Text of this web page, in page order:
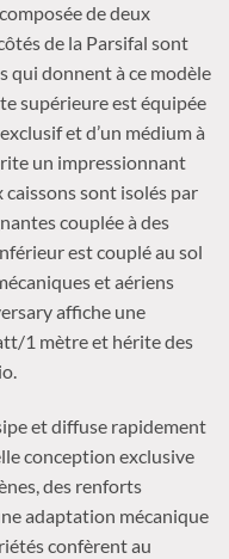
de deux
de la Parsifal sont
qui donnent à ce modèle
supérieure est équipée
et d’un médium à
un impressionnant
sont isolés par
couplée à des
est couplé au sol
et aériens
affiche une
1 mètre et hérite des
et diffuse rapidement
conception exclusive
des renforts
adaptation mécanique
confèrent au